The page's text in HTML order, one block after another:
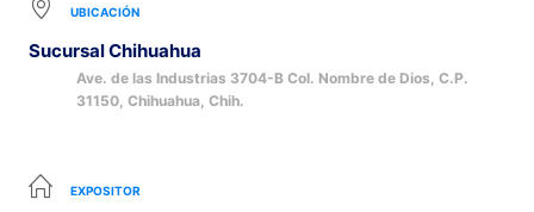
UBICACIÓN
Sucursal Chihuahua
Ave. de las Industrias 3704-B Col. Nombre de Dios, C.P.
31150, Chihuahua, Chih.
EXPOSITOR